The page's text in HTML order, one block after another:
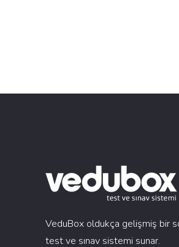
VeduBox oldukça gelişmiş bir
test ve sınav sistemi sunar.